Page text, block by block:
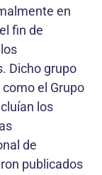
en
fin de
Dicho grupo
el Grupo
los
de
publicados